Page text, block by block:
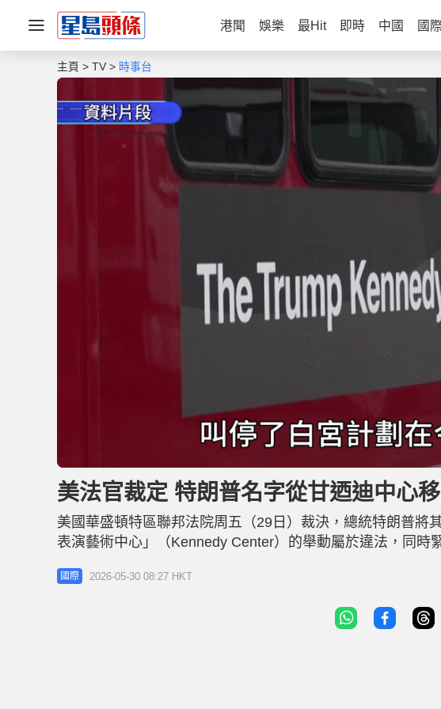
港聞 娛樂 最Hit 即時 中國 國際
主頁 TV 時事台
n
u
e
o
d
e
d
2
5
.
4
0
美法官裁定 特朗普名字從甘迺迪中心
美國華盛頓特區聯邦法院周五（29日）裁決，總統特朗普將
表演藝術中心」（Kennedy Center）的舉動屬於違法，同時
逾2.5億美元（約20億億港元）的大型翻修工程。這是特朗
中烙下個人印記的擴張行動中，所遭遇的最新法律挫敗。 強
國際 2026-05-30 08:27 HKT